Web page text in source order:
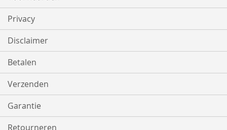
Privacy
Disclaimer
Betalen
Verzenden
Garantie
Retourneren